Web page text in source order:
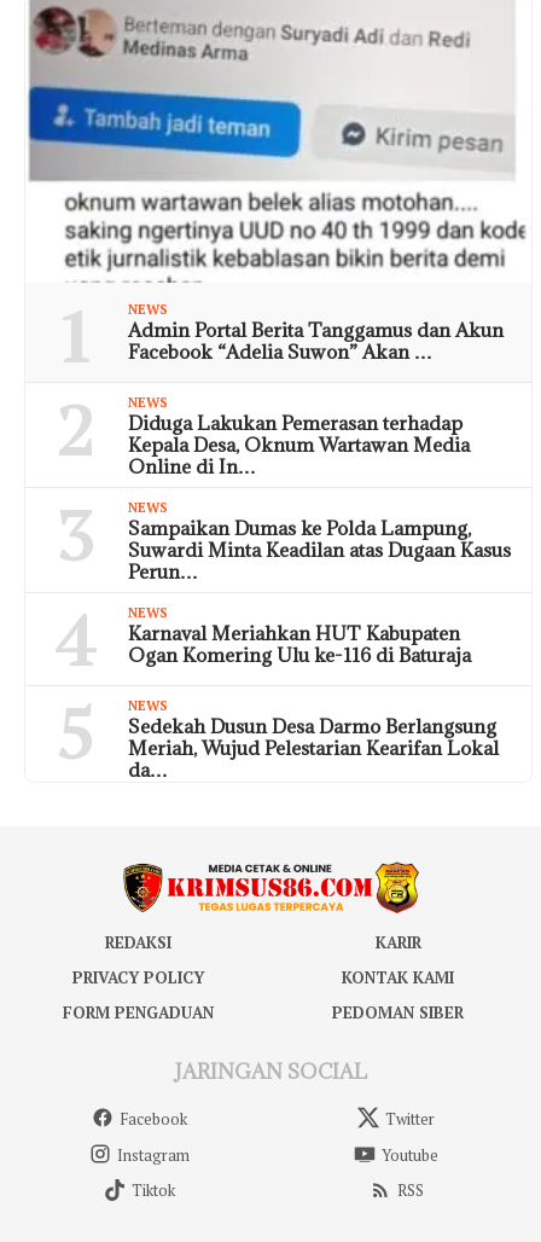
1 NEWS
Admin Portal Berita Tanggamus dan Akun
Facebook “Adelia Suwon” Akan …
2 NEWS
Diduga Lakukan Pemerasan terhadap
Kepala Desa, Oknum Wartawan Media
Online di In…
3 NEWS
Sampaikan Dumas ke Polda Lampung,
Suwardi Minta Keadilan atas Dugaan Kasus
Perun…
4 NEWS
Karnaval Meriahkan HUT Kabupaten
Ogan Komering Ulu ke-116 di Baturaja
5 NEWS
Sedekah Dusun Desa Darmo Berlangsung
Meriah, Wujud Pelestarian Kearifan Lokal
da…
REDAKSI
KARIR
PRIVACY POLICY
KONTAK KAMI
FORM PENGADUAN
PEDOMAN SIBER
JARINGAN SOCIAL
Facebook
Twitter
Instagram
Youtube
Tiktok
RSS